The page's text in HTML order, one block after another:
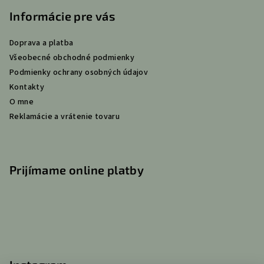
Informácie pre vás
Doprava a platba
Všeobecné obchodné podmienky
Podmienky ochrany osobných údajov
Kontakty
O mne
Reklamácie a vrátenie tovaru
Prijímame online platby